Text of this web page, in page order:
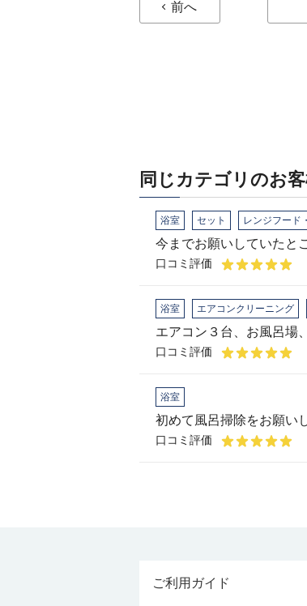
前へ
同じカテゴリのお
浴室 セット レンジフード
今までお願いしていたと
口コミ評価
浴室 エアコンクリーニング
エアコン３台、お風呂場
口コミ評価
浴室
初めて風呂掃除をお願い
口コミ評価
ご利用ガイド